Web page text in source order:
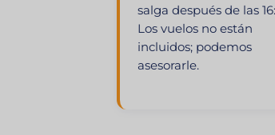
salga después de las
Los vuelos no están
incluidos; podemos
asesorarle.